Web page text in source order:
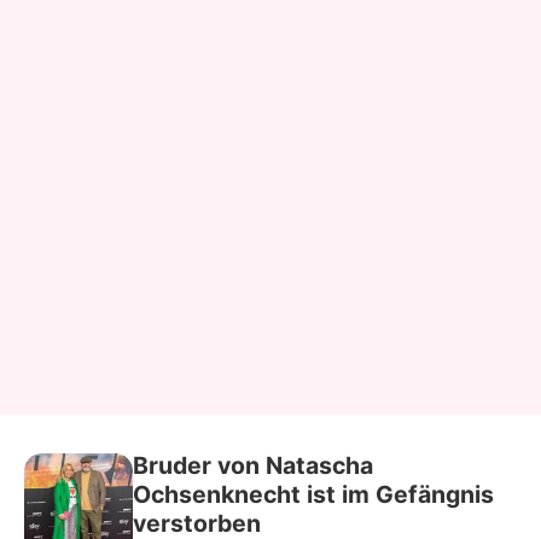
Bruder von Natascha
Ochsenknecht ist im Gefängnis
verstorben